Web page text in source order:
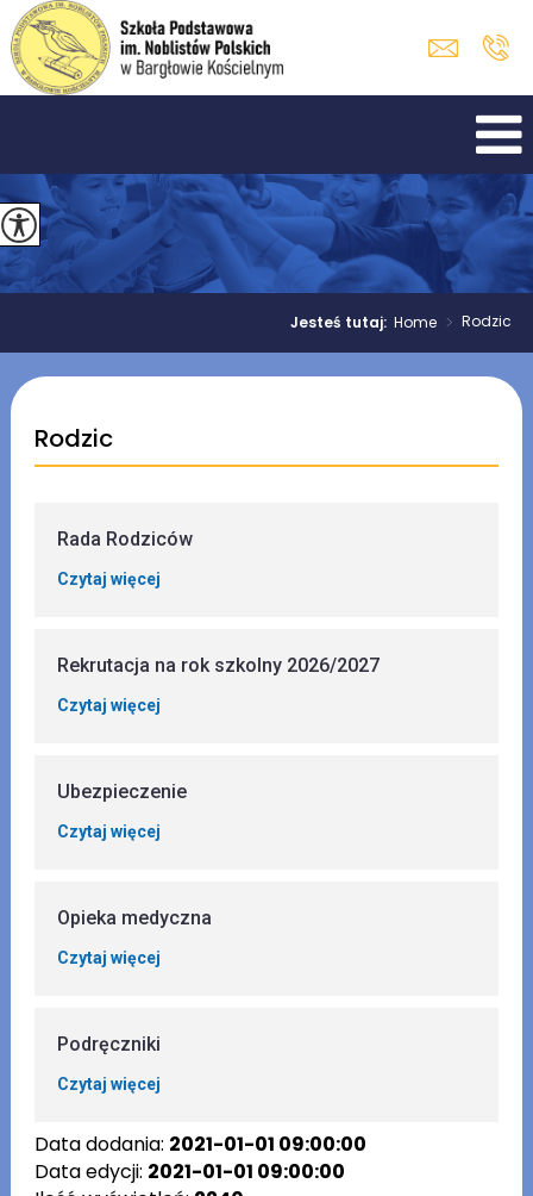
Jesteś tutaj:Home > Rodzic
Rodzic
Rada Rodziców
Czytaj więcej
Rekrutacja na rok szkolny 2026/2027
Czytaj więcej
Ubezpieczenie
Czytaj więcej
Opieka medyczna
Czytaj więcej
Podręczniki
Czytaj więcej
Data dodania: 2021-01-01 09:00:00
Data edycji: 2021-01-01 09:00:00